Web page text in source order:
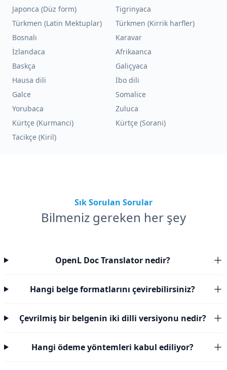
Japonca (Düz form)
Tigrinyaca
Türkmen (Latin Mektuplar)
Türkmen (Kirrik harfler)
Bosnalı
Karavar
İzlandaca
Afrikaanca
Baskça
Galiçyaca
Hausa dili
İbo dili
Galce
Somalice
Yorubaca
Zuluca
Kürtçe (Kurmanci)
Kürtçe (Sorani)
Tacikçe (Kiril)
Sık Sorulan Sorular
Bilmeniz gereken her şey
OpenL Doc Translator nedir?
Hangi belge formatlarını çevirebilirsiniz?
Çevrilmiş bir belgenin iki dilli versiyonu nedir?
Hangi ödeme yöntemleri kabul ediliyor?